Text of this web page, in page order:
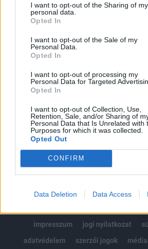
I want to opt-out of the Sharing of my
personal data.
Opted In
I want to opt-out of the Sale of my
Personal Data.
Opted In
I want to opt-out of processing my
Personal Data for Targeted
Opted In
I want to opt-out of Collection, Use,
Retention, Sale, and/or Sharing of
Personal Data that Is Unrelated with
Purposes for which it was collected.
Opted Out
CONFIRM
Data Deletion Data Access
regisztrációhoz kötött.
Portfolio.hu teljes cikkarchívum
Kötéslisták: BÉT elmúlt 2 év
MÁR ELŐFIZETŐNK VAGY?
impresszum
jogi nyilatkozat
adatvédelem
szerzői jogok